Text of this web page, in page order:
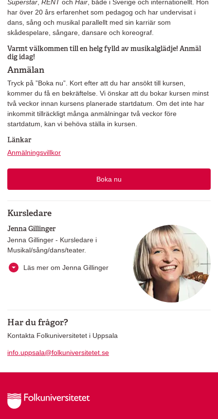
Superstar RENT och Hair , både i Sverige och internationellt. Hon
har över 20 års erfarenhet som pedagog och har undervisat i
dans, sång och musikal parallellt med sin karriär som
skådespelare, sångare, dansare och koreograf.
Varmt välkommen till en helg fylld av musikalglädje! Anmäl
dig idag!
Anmälan
Tryck på ”Boka nu”. Kort efter att du har ansökt till kursen,
kommer du få en bekräftelse. Vi önskar att du bokar kursen minst
två veckor innan kursens planerade startdatum. Om det inte har
inkommit tillräckligt många anmälningar två veckor före
startdatum, kan vi behöva ställa in kursen.
Länkar
Anmälningsvillkor
Boka nu
Kursledare
Jenna Gillinger
Jenna Gillinger - Kursledare i
Musikal/sång/dans/teater.
Läs mer om Jenna Gillinger
Har du frågor?
Kontakta Folkuniversitetet i Uppsala
info.uppsala@folkuniversitetet.se